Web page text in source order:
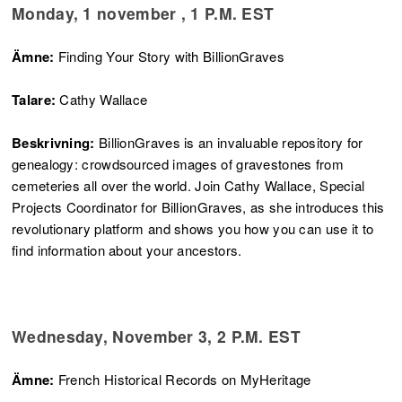
Monday, 1 november , 1 P.M. EST
Ämne: Finding Your Story with BillionGraves
Talare: Cathy Wallace
Beskrivning: BillionGraves is an invaluable repository for
genealogy: crowdsourced images of gravestones from
cemeteries all over the world. Join Cathy Wallace, Special
Projects Coordinator for BillionGraves, as she introduces this
revolutionary platform and shows you how you can use it to
find information about your ancestors.
Wednesday, November 3, 2 P.M. EST
Ämne: French Historical Records on MyHeritage